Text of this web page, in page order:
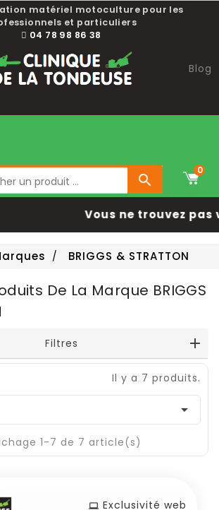
matériel motoculture pour les
et particuliers
04 78 98 86 38
Blog

0
Vous ne trouvez pas
BRIGGS & STRATTON
De La Marque BRIGGS
Filtres
Il y a 7 produits.

1-7 de 7 article(s)
Exclusivité web